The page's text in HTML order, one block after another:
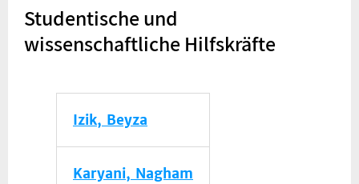
Studentische und
wissenschaftliche Hilfskräfte
Izik, Beyza
Karyani, Nagham